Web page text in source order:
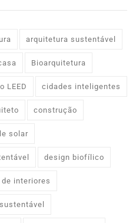
arquitetura sustentável
Bioarquitetura
LEED cidades inteligentes
construção
solar
design biofílico
interiores